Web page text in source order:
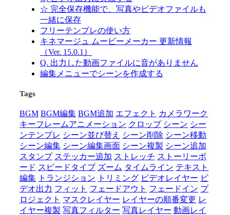
☆ 完全保存機能で、写真やビデオファイルも
一緒に保存
フリーテンプレの使い方
キネマージュ ムービーメーカー 更新情報
（Ver. 15.0.1）
Q. 出力した動画ファイルに音がありません
編集メニューでシーンを作成する
Tags
BGM BGM編集 BGM追加 エフェクト カメラワーク
キーフレームアニメーション クロップ シーン シー
ンテンプレ シーン並び替え シーン削除 シーン移動
シーン編集 シーン編集画面 シーン複製 シーン追加
スタンプ ステッカー追加 ストレッチ ストーリーボ
ード スピードタイプ ズーム タイムライン テキスト
編集 トランジション トリミング ビデオレイヤー ビ
デオ出力 フィット フェードアウト フェードイン プ
ロジェクト マスクレイヤー レイヤーの順番変更 レ
イヤー複製 写真フィルター 写真レイヤー 動画レイ